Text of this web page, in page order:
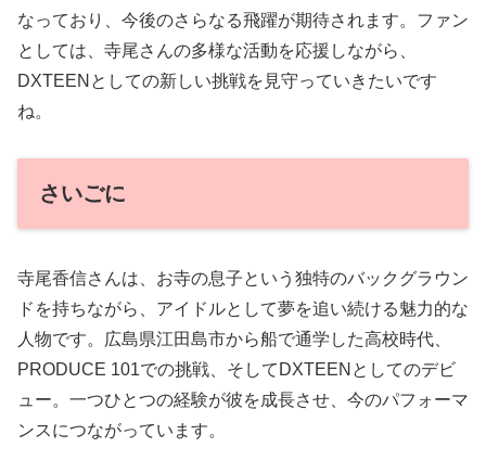
なっており、今後のさらなる飛躍が期待されます。ファン
としては、寺尾さんの多様な活動を応援しながら、
DXTEENとしての新しい挑戦を見守っていきたいです
ね。
さいごに
寺尾香信さんは、お寺の息子という独特のバックグラウン
ドを持ちながら、アイドルとして夢を追い続ける魅力的な
人物です。広島県江田島市から船で通学した高校時代、
PRODUCE 101での挑戦、そしてDXTEENとしてのデビ
ュー。一つひとつの経験が彼を成長させ、今のパフォーマ
ンスにつながっています。